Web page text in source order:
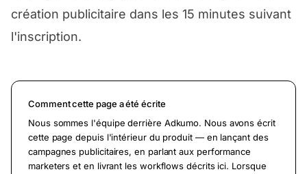
création publicitaire dans les 15 minutes suivant
l'inscription.
Comment cette page a été écrite
Nous sommes l'équipe derrière Adkumo. Nous avons écrit
cette page depuis l'intérieur du produit — en lançant des
campagnes publicitaires, en parlant aux performance
marketers et en livrant les workflows décrits ici. Lorsque